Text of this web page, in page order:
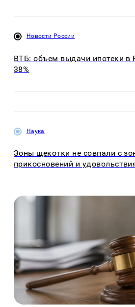
Новости России
ВТБ: объем выдачи ипотеки в
38%
Наука
Зоны щекотки не совпали с
прикосновений и